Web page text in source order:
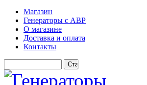
Магазин
Генераторы с АВР
О магазине
Доставка и оплата
Контакты